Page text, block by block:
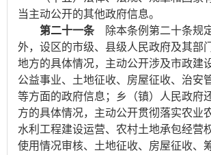
当主动公开的其他政府信息。
第二十一条除本条例第二十条规
外，设区的市级、县级人民政府及其部
地方的具体情况，主动公开涉及市政建
公益事业、土地征收、房屋征收、治安
等方面的政府信息；乡（镇）人民政府
方的具体情况，主动公开贯彻落实农业
水利工程建设运营、农村土地承包经营
使用情况审核、土地征收、房屋征收、